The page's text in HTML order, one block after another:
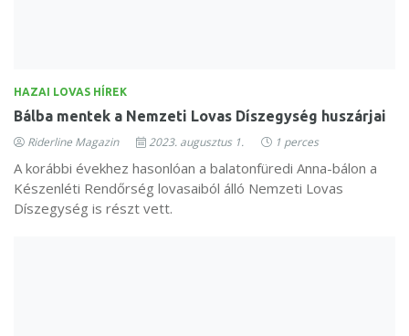
HAZAI LOVAS HÍREK
Bálba mentek a Nemzeti Lovas Díszegység huszárjai
Riderline Magazin 2023. augusztus 1. 1 perces
A korábbi évekhez hasonlóan a balatonfüredi Anna-bálon a
Készenléti Rendőrség lovasaiból álló Nemzeti Lovas
Díszegység is részt vett.